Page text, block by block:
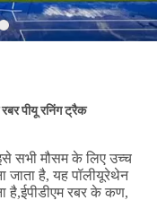
पीयू रनिंग ट्रैक
सभी मौसम के लिए उच्च
जाता है, यह पॉलीयूरेथेन
है,ईपीडीएम रबर के कण,